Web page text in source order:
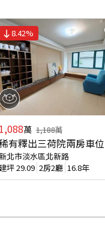
8.42%
1,088萬 1,188萬
有釋出三荷院兩房車位
北市淡水區北新路
建坪29.09 2房2廳 16.8年